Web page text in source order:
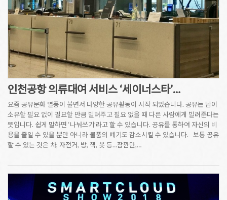
인천공항 의류대여 서비스 ‘세이너스타’…
요즘 공유문화 열풍이 불면서 다양한 공유활동이 시작 되었습니다. 공유는 남이
소유할 필요 없이 필요할 만큼 빌려주고 필요 없을 때 다른 사람에게 빌려준다는
뜻입니다. 쉽게 말하면 ‘나눠쓰기’라고 할 수 있습니다. 공유를 통하여 자신의 비
용을 줄일 수 있을 뿐만 아니라 물품의 폐기도 감소시킬 수 있습니다. 보통 공유
할 수 있는 것은 차, 자전거, 방, 책, 옷 등…잠깐만,…